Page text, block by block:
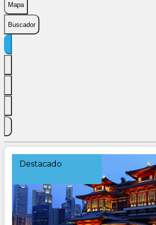
Mapa
Buscador
Destacado